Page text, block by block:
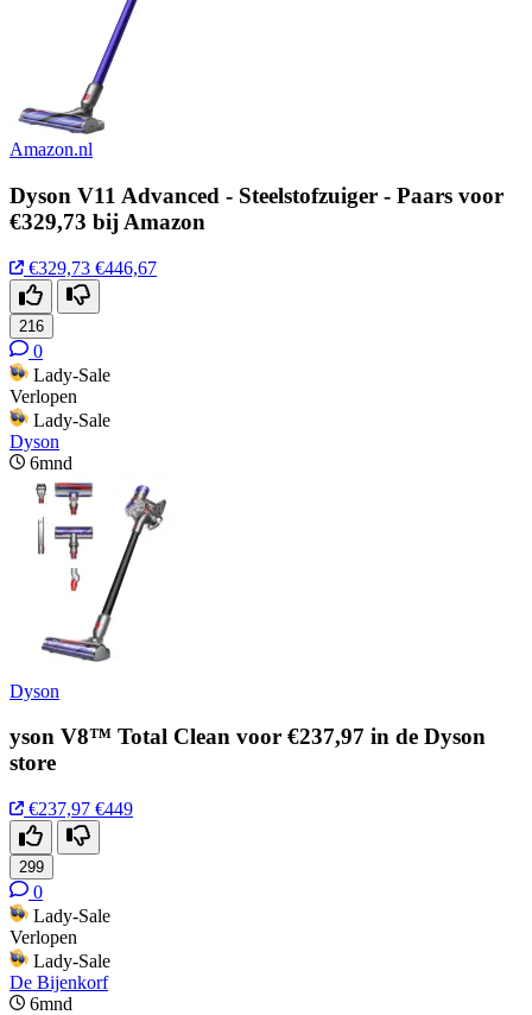
Amazon.nl
Dyson V11 Advanced - Steelstofzuiger - Paars voor
€329,73 bij Amazon
€329,73 €446,67
216
0
Lady-Sale
Verlopen
Lady-Sale
Dyson
6mnd
Dyson
yson V8™ Total Clean voor €237,97 in de Dyson
store
€237,97 €449
299
0
Lady-Sale
Verlopen
Lady-Sale
De Bijenkorf
6mnd